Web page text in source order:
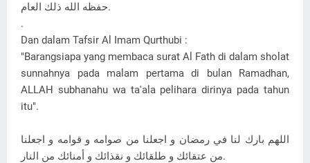
حفظه الله ذلك العام.
.
Dan dalam Tafsir Al Imam Qurthubi :
"Barangsiapa yang membaca surat Al Fath di dalam sholat
sunnahnya pada malam pertama di bulan Ramadhan,
ALLAH subhanahu wa ta'ala pelihara dirinya pada tahun
itu".
اللهم بارك لنا في رمضان و اجعلنا من صوامه و قوامه و اجعلنا
من عتقائك و طلقائك و نقذائك و أمنائك من النار.